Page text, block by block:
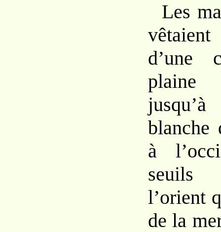
Les
d’une
blanche
à
l’orient
de la